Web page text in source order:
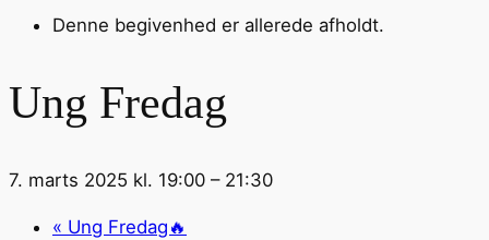
Denne begivenhed er allerede afholdt.
Ung Fredag
7. marts 2025 kl. 19:00 – 21:30
« Ung Fredag🔥